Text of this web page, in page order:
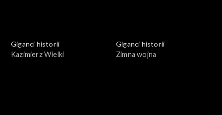
Giganci historii
Kazimierz Wielki
Giganci historii
Zimna wojna